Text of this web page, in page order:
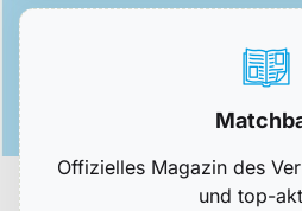
Offizielles Magazin des
und top-